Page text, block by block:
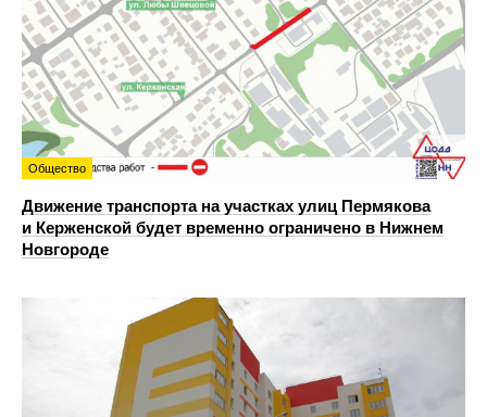
Общество
Движение транспорта на участках улиц Пермякова
и Керженской будет временно ограничено в Нижнем
Новгороде